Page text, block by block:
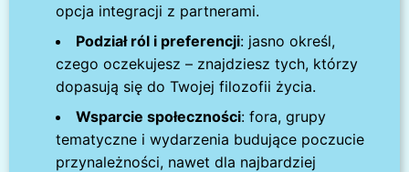
opcja integracji z partnerami.
Podział ról i preferencji: jasno określ,
czego oczekujesz – znajdziesz tych, którzy
dopasują się do Twojej filozofii życia.
Wsparcie społeczności: fora, grupy
tematyczne i wydarzenia budujące poczucie
przynależności, nawet dla najbardziej